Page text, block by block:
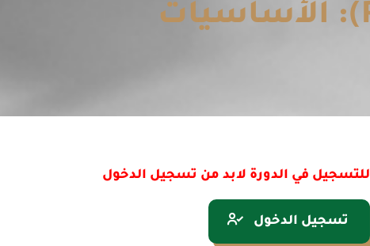
أساسيات إدارة المشاريع الاحترافية (PMP): الأساسيات
للتسجيل في الدورة لابد من تسجيل الدخول
تسجيل الدخول